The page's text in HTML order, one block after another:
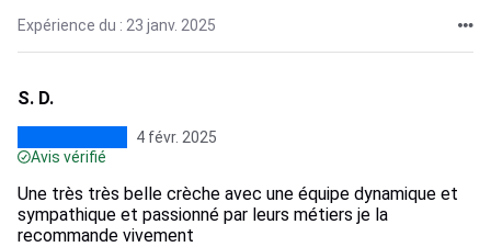
Expérience du : 23 janv. 2025
S. D.
4 févr. 2025
Avis vérifié
Une très très belle crèche avec une équipe dynamique et
sympathique et passionné par leurs métiers je la
recommande vivement